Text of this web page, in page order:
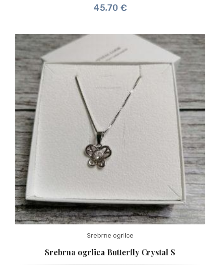
45,70 €
Srebrne ogrlice
Srebrna ogrlica Butterfly Crystal S